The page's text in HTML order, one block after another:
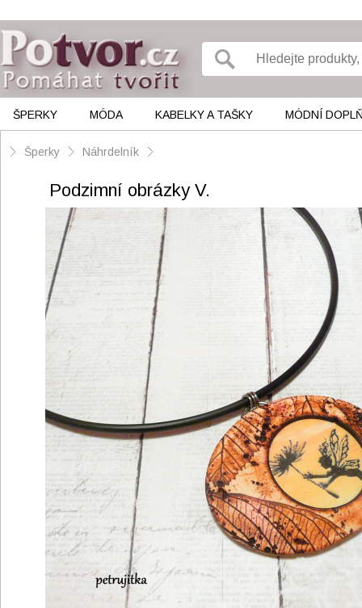
ŠPERKY MÓDA KABELKY A TAŠKY MÓDNÍ
Šperky Náhrdelník
Podzimní obrázky V.